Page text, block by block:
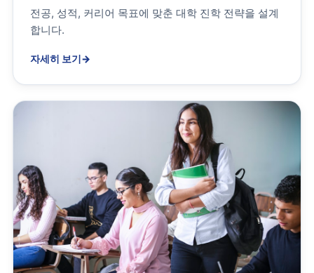
전공, 성적, 커리어 목표에 맞춘 대학 진학 전략을 설계
합니다.
자세히 보기→